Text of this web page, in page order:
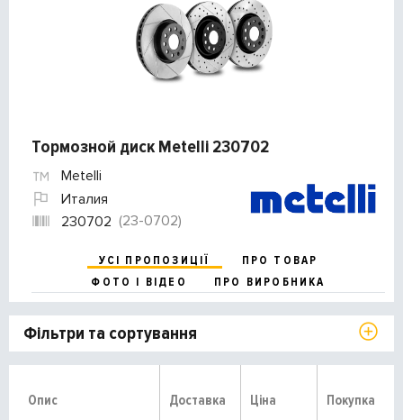
Тормозной диск Metelli 230702
Metelli
Италия
230702 (23-0702)
УСІ ПРОПОЗИЦІЇ
ПРО ТОВАР
ФОТО І ВІДЕО
ПРО ВИРОБНИКА
Фільтри та сортування
Опис Доставка Ціна Покупка